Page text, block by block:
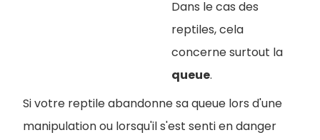
Dans le cas des
reptiles, cela
concerne surtout la
queue.
Si votre reptile abandonne sa queue lors d'une
manipulation ou lorsqu'il s'est senti en danger